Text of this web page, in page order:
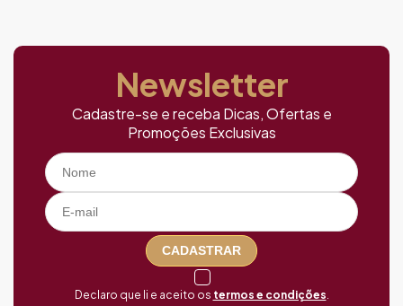
Newsletter
Cadastre-se e receba Dicas, Ofertas e
Promoções Exclusivas
CADASTRAR
Declaro que li e aceito os termos e condições